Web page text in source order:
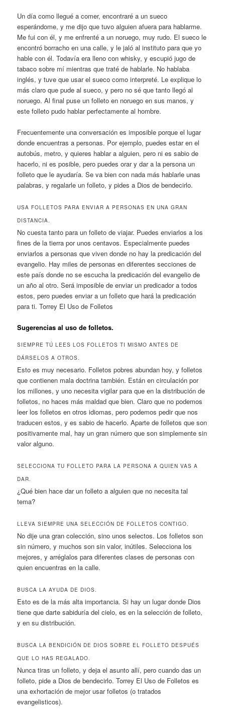
Un día como llegué a comer, encontraré a un sueco
esperándome, y me dijo que tuvo alguien afuera para hablarme.
Me fui con él, y me enfrenté a un noruego, muy rudo. El sueco le
encontró borracho en una calle, y le jaló al instituto para que yo
hable con él. Todavía era lleno con whisky, y escupió jugo de
tabaco sobre mí mientras que traté de hablarle. No hablaba
inglés, y tuve que usar el sueco como interpreté. Le explique lo
más claro que pude al sueco, y pero no sé que tanto llegó al
noruego. Al final puse un folleto en noruego en sus manos, y
este folleto pudo hablar perfectamente al hombre.
Frecuentemente una conversación es imposible porque el lugar
donde encuentras a personas. Por ejemplo, puedes estar en el
autobús, metro, y quieres hablar a alguien, pero ni es sabio de
hacerlo, ni es posible, pero puedes orar y dar a la persona un
folleto que le ayudaría. Se va bien con nada más hablarle unas
palabras, y regalarle un folleto, y pides a Dios de bendecirlo.
USA FOLLETOS PARA ENVIAR A PERSONAS EN UNA GRAN
DISTANCIA.
No cuesta tanto para un folleto de viajar. Puedes enviarlos a los
fines de la tierra por unos centavos. Especialmente puedes
enviarlos a personas que viven donde no hay la predicación del
evangelio. Hay miles de personas en diferentes secciones de
este país donde no se escucha la predicación del evangelio de
un año al otro. Será imposible de enviar un predicador a todos
estos, pero puedes enviar a un folleto que hará la predicación
para ti. Torrey El Uso de Folletos
Sugerencias al uso de folletos.
SIEMPRE TÚ LEES LOS FOLLETOS TI MISMO ANTES DE
DÁRSELOS A OTROS.
Esto es muy necesario. Folletos pobres abundan hoy, y folletos
que contienen mala doctrina también. Están en circulación por
los millones, y uno necesita vigilar para que en la distribución de
folletos, no haces más maldad que bien. Claro que no podemos
leer los folletos en otros idiomas, pero podemos pedir que nos
traducen estos, y es sabio de hacerlo. Aparte de folletos que son
positivamente mal, hay un gran número que son simplemente sin
valor alguno.
SELECCIONA TU FOLLETO PARA LA PERSONA A QUIEN VAS A
DAR.
¿Qué bien hace dar un folleto a alguien que no necesita tal
tema?
LLEVA SIEMPRE UNA SELECCIÓN DE FOLLETOS CONTIGO.
No dije una gran colección, sino unos selectos. Los folletos son
sin número, y muchos son sin valor, inútiles. Selecciona los
mejores, y arréglalos para diferentes clases de personas con
quien encuentras en la calle.
BUSCA LA AYUDA DE DIOS.
Esto es de la más alta importancia. Si hay un lugar donde Dios
tiene que darte sabiduría del cielo, es en la selección de folleto,
y en su distribución.
BUSCA LA BENDICIÓN DE DIOS SOBRE EL FOLLETO DESPUÉS
QUE LO HAS REGALADO.
Nunca tiras un folleto, y deja el asunto allí, pero cuando das un
folleto, pide a Dios de bendecirlo. Torrey El Uso de Folletos es
una exhortación de mejor usar folletos (o tratados
evangelisticos).